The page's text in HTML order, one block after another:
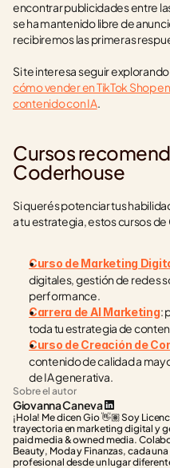
encontrar publicidades entre
se ha mantenido libre de
recibiremos las primeras
cómo vender en TikTok Shop
contenido con IA.
Cursos
Coderhouse
Si querés potenciar tus
a tu estrategia, estos cursos
Curso de Marketing
digitales, gestión de redes
performance.
Carrera de AI Marketing:
toda tu estrategia de
Curso de Creación de
contenido de calidad a
de IA generativa.
Sobre el autor
Giovanna Caneva
¡Hola! Me dicen Gio 👋🏽 Soy
trayectoria en marketing digital y
paid media & owned media.
Beauty, Moda y Finanzas, cada
profesional desde un lugar